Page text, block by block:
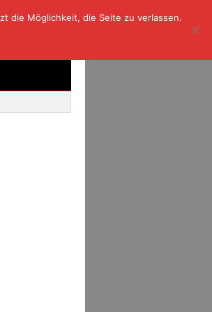
die Möglichkeit, die Seite zu verlassen.